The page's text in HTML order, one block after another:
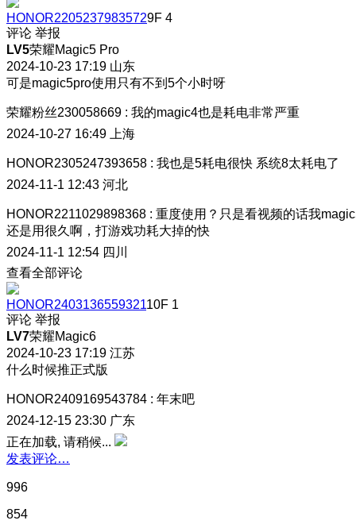
HONOR22052379835729F 4
评论 举报
LV5荣耀Magic5 Pro
2024-10-23 17:19 山东
可是magic5pro使用只有不到5个小时呀
荣耀粉丝230058669 : 我的magic4也是耗电非常严重
2024-10-27 16:49
上海
HONOR2305247393658 : 我也是5耗电很快 系统8太耗电了
2024-11-1 12:43 河北
HONOR2211029898368 : 重度使用？只是看视频的话我
还是用很久啊，打游戏功耗大掉的快
2024-11-1 12:54 四川
查看全部评论
HONOR240313655932110F 1
评论 举报
LV7荣耀Magic6
2024-10-23 17:19 江苏
什么时候推正式版
HONOR2409169543784 : 年末吧
2024-12-15 23:30 广东
正在加载, 请稍候...
发表评论…
996
854